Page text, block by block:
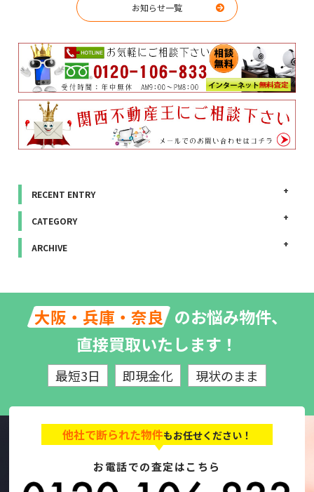
お知らせ一覧
RECENT ENTRY
CATEGORY
ARCHIVE
大阪・兵庫・奈良 のお悩み物件、
直接買取いたします！
最短3日 即現金化 現状のまま
他社で断られた物件もお任せください！
お電話での査定はこちら